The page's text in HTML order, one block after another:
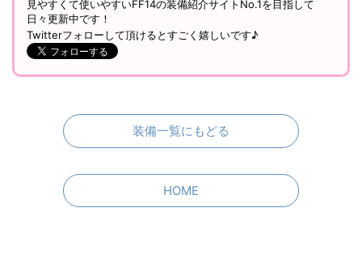
見やすくて使いやすいFF14の装備紹介サイトNo.1を目指して
日々更新中です！
Twitterフォローして頂けるとすごく嬉しいです♪
装備一覧にもどる
HOME